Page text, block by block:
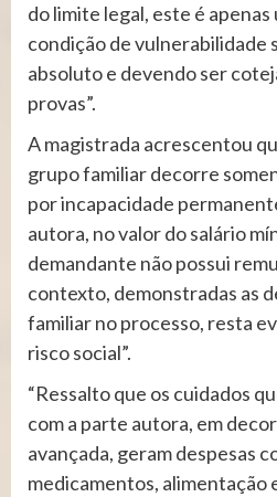
do limite legal, este é
condição de vulnerabilidade
absoluto e devendo ser
provas”.
A magistrada acrescentou
grupo familiar decorre
por incapacidade
autora, no valor do salário
demandante não possui
contexto, demonstradas as
familiar no processo, resta
risco social”.
“Ressalto que os cuidados
com a parte autora, em
avançada, geram despesas
medicamentos,